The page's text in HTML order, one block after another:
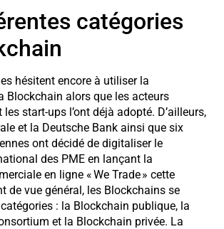
catégories
hésitent encore à utiliser la
Blockchain alors que les acteurs
start-ups l’ont déjà adopté. D’ailleurs,
et la Deutsche Bank ainsi que six
ont décidé de digitaliser le
des PME en lançant la
en ligne « We Trade » cette
de vue général, les Blockchains se
: la Blockchain publique, la
et la Blockchain privée. La